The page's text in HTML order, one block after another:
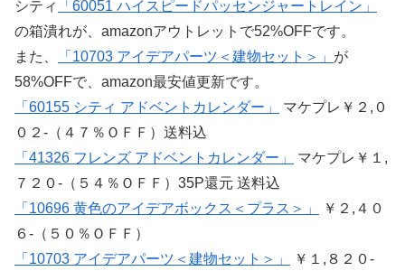
シティ
「60051 ハイスピードパッセンジャートレイン」
の箱潰れが、amazonアウトレットで52%OFFです。
また、
「10703 アイデアパーツ＜建物セット＞」 が
58%OFFで、amazon最安値更新です。
「60155 シティ アドベントカレンダー」
マケプレ￥２,０
０２-（４７％ＯＦＦ）送料込
「41326 フレンズ アドベントカレンダー」
マケプレ￥１,
７２０-（５４％ＯＦＦ）35P還元 送料込
「10696 黄色のアイデアボックス＜プラス＞」
￥２,４０
６-（５０％ＯＦＦ）
「10703 アイデアパーツ＜建物セット＞」
￥１,８２０-